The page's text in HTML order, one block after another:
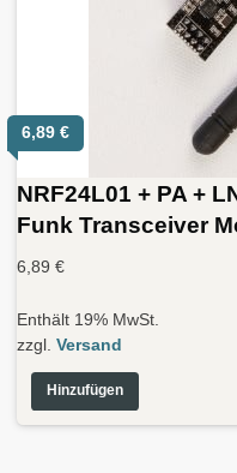
6,89 €
NRF24L01 + PA +
Funk Transceiver
6,89 €
Enthält 19% MwSt.
zzgl. Versand
Hinzufügen